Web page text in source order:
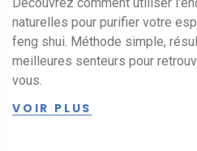
naturelles pour purifier votre
feng shui. Méthode simple,
meilleures senteurs pour
vous.
VOIR PLUS